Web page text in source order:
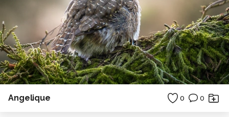
Angelique 0 0